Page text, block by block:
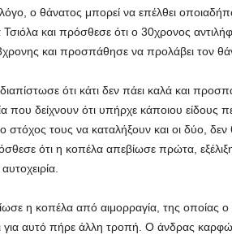
ο θάνατος μπορεί να επέλθει
και πρόσθεσε ότι ο 30χρονος
και προσπάθησε να προλάβει τον
ότι κάτι δεν πάει καλά και
που δείχνουν ότι υπήρχε κάποιου είδους
στόχος τους να καταλήξουν και οι δύο,
ότι η κοπέλα απεβίωσε πρώτα,
η κοπέλα από αιμορραγία, της οποίας ο
για αυτό πήρε άλλη τροπή. Ο άνδρας